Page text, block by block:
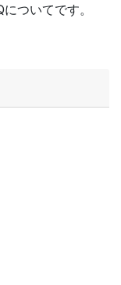
いてです。